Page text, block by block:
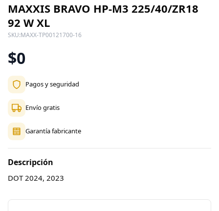
MAXXIS BRAVO HP-M3 225/40/ZR18
92 W XL
SKU:MAXX-TP00121700-16
$0
Pagos y seguridad
Envío gratis
Garantía fabricante
Descripción
DOT 2024, 2023